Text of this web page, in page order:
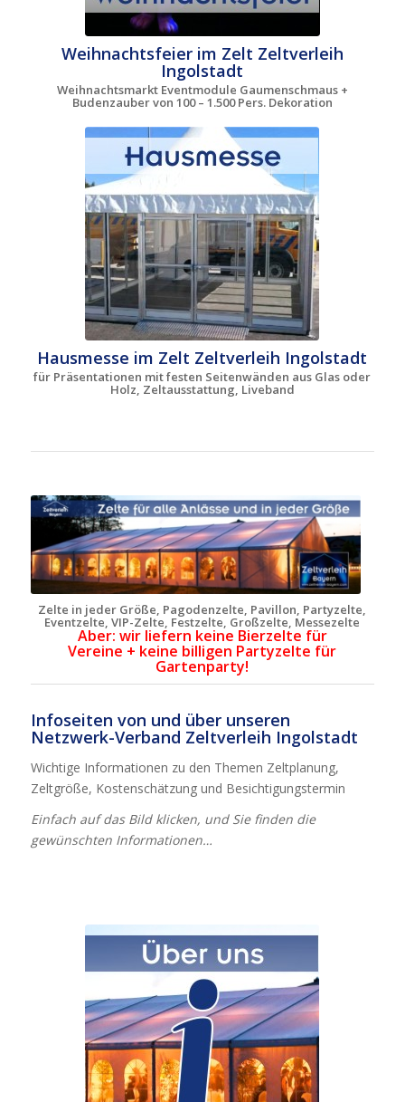
Weihnachtsfeier im Zelt Zeltverleih
Ingolstadt
Weihnachtsmarkt Eventmodule Gaumenschmaus +
Budenzauber von 100 – 1.500 Pers. Dekoration
Hausmesse im Zelt Zeltverleih Ingolstadt
für Präsentationen mit festen Seitenwänden aus Glas oder
Holz, Zeltausstattung, Liveband
Zelte in jeder Größe, Pagodenzelte, Pavillon, Partyzelte,
Eventzelte, VIP-Zelte, Festzelte, Großzelte, Messezelte
Aber: wir liefern keine Bierzelte für
Vereine + keine billigen Partyzelte für
Gartenparty!
Infoseiten von und über unseren
Netzwerk-Verband Zeltverleih Ingolstadt
Wichtige Informationen zu den Themen Zeltplanung,
Zeltgröße, Kostenschätzung und Besichtigungstermin
Einfach auf das Bild klicken, und Sie finden die
gewünschten Informationen…